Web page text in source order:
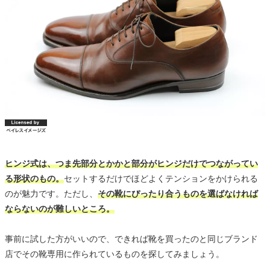
ヒンジ式は、つま先部分とかかと部分がヒンジだけでつながってい
る形状のもの。セットするだけでほどよくテンションをかけられる
のが魅力です。ただし、 その靴にぴったり合うものを選ばなければ
ならないのが難しいところ。
事前に試した方がいいので、できれば靴を買ったのと同じブランド
店でその靴専用に作られているものを探してみましょう。